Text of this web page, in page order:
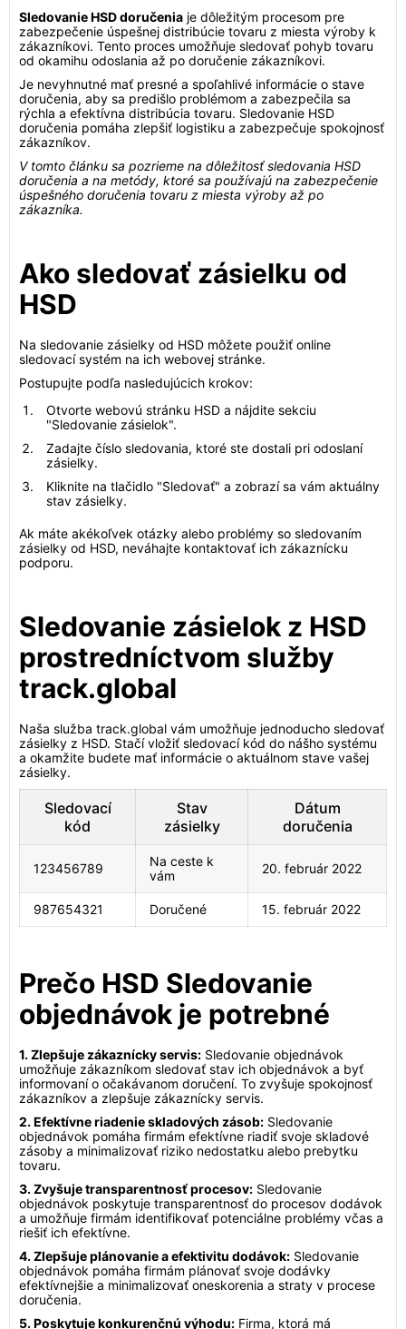
Sledovanie HSD doručenia je dôležitým procesom pre
zabezpečenie úspešnej distribúcie tovaru z miesta výroby k
zákazníkovi. Tento proces umožňuje sledovať pohyb tovaru
od okamihu odoslania až po doručenie zákazníkovi.
Je nevyhnutné mať presné a spoľahlivé informácie o stave
doručenia, aby sa predišlo problémom a zabezpečila sa
rýchla a efektívna distribúcia tovaru. Sledovanie HSD
doručenia pomáha zlepšiť logistiku a zabezpečuje spokojnosť
zákazníkov.
V tomto článku sa pozrieme na dôležitosť sledovania HSD
doručenia a na metódy, ktoré sa používajú na zabezpečenie
úspešného doručenia tovaru z miesta výroby až po
zákazníka.
Ako sledovať zásielku od
HSD
Na sledovanie zásielky od HSD môžete použiť online
sledovací systém na ich webovej stránke.
Postupujte podľa nasledujúcich krokov:
Otvorte webovú stránku HSD a nájdite sekciu
"Sledovanie zásielok".
Zadajte číslo sledovania, ktoré ste dostali pri odoslaní
zásielky.
Kliknite na tlačidlo "Sledovať" a zobrazí sa vám aktuálny
stav zásielky.
Ak máte akékoľvek otázky alebo problémy so sledovaním
zásielky od HSD, neváhajte kontaktovať ich zákaznícku
podporu.
Sledovanie zásielok z HSD
prostredníctvom služby
track.global
Naša služba track.global vám umožňuje jednoducho sledovať
zásielky z HSD. Stačí vložiť sledovací kód do nášho systému
a okamžite budete mať informácie o aktuálnom stave vašej
zásielky.
Sledovací
kód
Stav
zásielky
Dátum
doručenia
123456789
Na ceste k
vám
20. február 2022
987654321 Doručené 15. február 2022
Prečo HSD Sledovanie
objednávok je potrebné
1. Zlepšuje zákaznícky servis: Sledovanie objednávok
umožňuje zákazníkom sledovať stav ich objednávok a byť
informovaní o očakávanom doručení. To zvyšuje spokojnosť
zákazníkov a zlepšuje zákaznícky servis.
2. Efektívne riadenie skladových zásob: Sledovanie
objednávok pomáha firmám efektívne riadiť svoje skladové
zásoby a minimalizovať riziko nedostatku alebo prebytku
tovaru.
3. Zvyšuje transparentnosť procesov: Sledovanie
objednávok poskytuje transparentnosť do procesov dodávok
a umožňuje firmám identifikovať potenciálne problémy včas a
riešiť ich efektívne.
4. Zlepšuje plánovanie a efektivitu dodávok: Sledovanie
objednávok pomáha firmám plánovať svoje dodávky
efektívnejšie a minimalizovať oneskorenia a straty v procese
doručenia.
5. Poskytuje konkurenčnú výhodu: Firma, ktorá má